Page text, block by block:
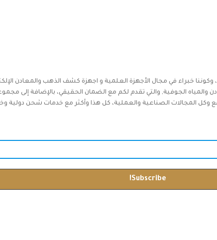
وكوننا خبراء في مجال الأجهزة العلمية و اجهزة كشف الذهب والمعادن
الجوفية, والتي تقدم لكم مع الضمان الحقيقي، بالإضافة إلى
وكل المجالات الصناعية والعملية، كل هذا وأكثر مع خدمات شحن دولية